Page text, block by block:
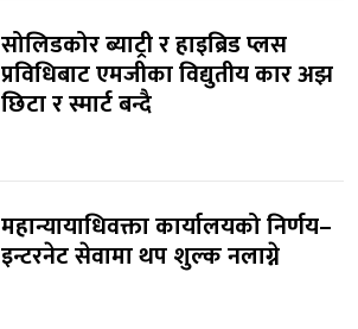
सोलिडकोर ब्याट्री र हाइब्रिड प्लस
प्रविधिबाट एमजीका विद्युतीय कार अझ
छिटा र स्मार्ट बन्दै
महान्यायाधिवक्ता कार्यालयको निर्णय–
इन्टरनेट सेवामा थप शुल्क नलाग्ने